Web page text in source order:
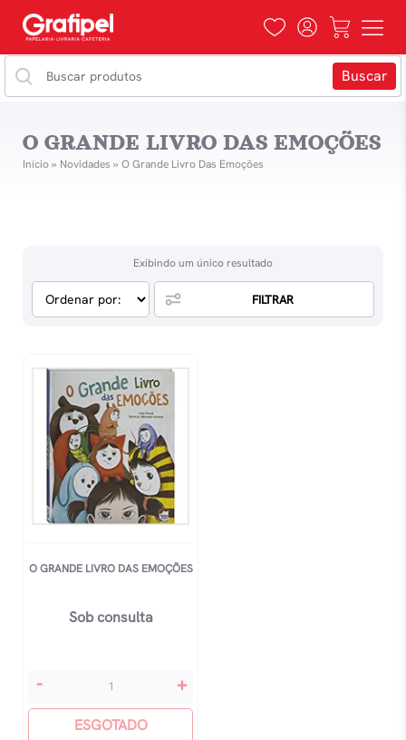
O GRANDE LIVRO DAS EMOÇÕES
Início» Novidades » O Grande Livro Das Emoções
Exibindo um único resultado
FILTRAR
O GRANDE LIVRO DAS EMOÇÕES
Sob consulta
O- +
ESGOTADO